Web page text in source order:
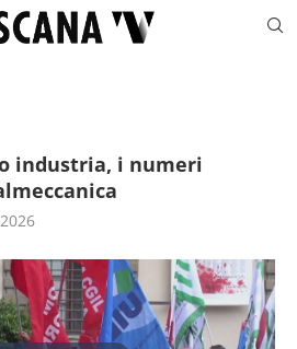
industria, i numeri